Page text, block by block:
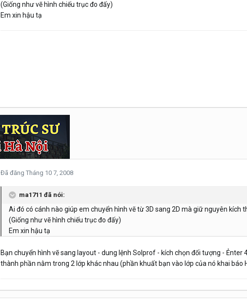
(Giống như vẽ hình chiếu trục đo đấy)
Em xin hậu tạ
Đã đăng Tháng 10 7, 2008
ma1711 đã nói:
Ai đó có cánh nào giúp em chuyển hình vẽ từ 3D sang 2D mà giữ nguyên kích
(Giống như vẽ hình chiếu trục đo đấy)
Em xin hậu tạ
Bạn chuyển hình vẽ sang layout - dung lệnh Solprof - kích chọn đối tượng -
thành phần nằm trong 2 lớp khác nhau (phần khuất bạn vào lớp của nó khai báo